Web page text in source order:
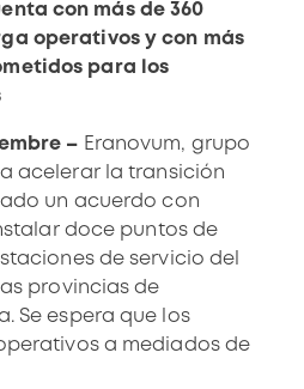
con más de 360
operativos y con más
para los
– Eranovum, grupo
acelerar la transición
un acuerdo con
doce puntos de
de servicio del
provincias de
Se espera que los
a mediados de